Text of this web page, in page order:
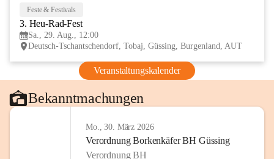
Feste & Festivals
3. Heu-Rad-Fest
Sa., 29. Aug., 12:00
Deutsch-Tschantschendorf, Tobaj, Güssing, Burgenland, AUT
Veranstaltungskalender
Bekanntmachungen
Mo., 30. März 2026
Verordnung Borkenkäfer BH Güssing
Verordnung BH